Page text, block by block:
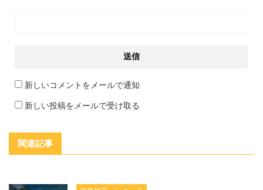
新しいコメントをメールで通知
新しい投稿をメールで受け取る
関連記事